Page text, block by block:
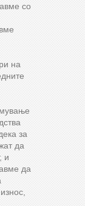
со
на
за
да
и
да